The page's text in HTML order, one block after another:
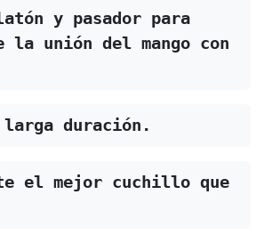
y pasador para
la unión del mango con
duración.​
el mejor cuchillo que